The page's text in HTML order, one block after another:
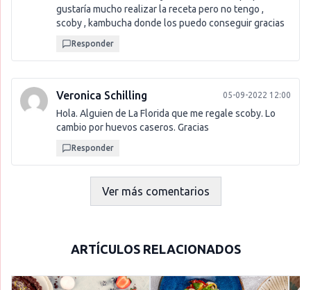
gustaría mucho realizar la receta pero no tengo ,
scoby , kambucha donde los puedo conseguir gracias
Responder
Veronica Schilling 05-09-2022 12:00
Hola. Alguien de La Florida que me regale scoby. Lo
cambio por huevos caseros. Gracias
Responder
Ver más comentarios
ARTÍCULOS RELACIONADOS